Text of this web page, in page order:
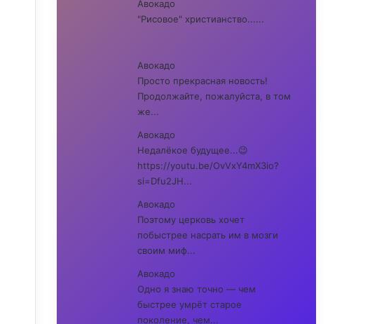
Авокадо
"Рисовое" христианство......
Авокадо
Просто прекрасная новость!
Продолжайте, пожалуйста, в том
же...
Авокадо
Недалёкое будущее...😉
https://youtu.be/OvVxY4mX3io?
si=Dfu2JH...
Авокадо
Поэтому церковь хочет
побыстрее насрать им в мозги
своим миф...
Авокадо
Одно я знаю точно — чем
быстрее умрёт старое
поколение, чем...